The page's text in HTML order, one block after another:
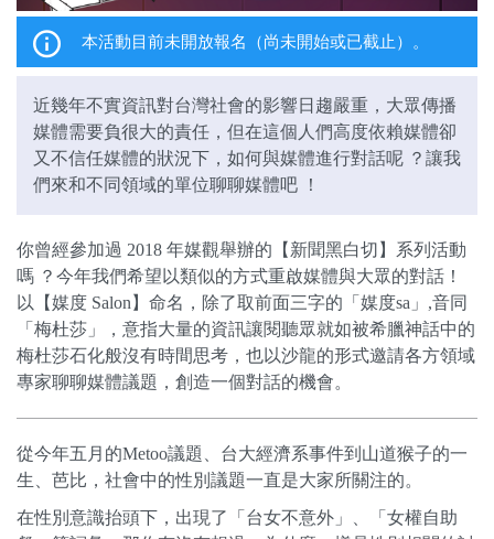
本活動目前未開放報名（尚未開始或已截止）。
近幾年不實資訊對台灣社會的影響日趨嚴重，大眾傳播
媒體需要負很大的責任，但在這個人們高度依賴媒體卻
又不信任媒體的狀況下，如何與媒體進行對話呢 ？讓我
們來和不同領域的單位聊聊媒體吧 ！
你曾經參加過 2018 年媒觀舉辦的【新聞黑白切】系列活動
嗎 ？今年我們希望以類似的方式重啟媒體與大眾的對話！
以【媒度 Salon】命名，除了取前面三字的「媒度sa」,音同
「梅杜莎」，意指大量的資訊讓閱聽眾就如被希臘神話中的
梅杜莎石化般沒有時間思考，也以沙龍的形式邀請各方領域
專家聊聊媒體議題，創造一個對話的機會。
從今年五月的Metoo議題、台大經濟系事件到山道猴子的一
生、芭比，社會中的性別議題一直是大家所關注的。
在性別意識抬頭下，出現了「台女不意外」、「女權自助